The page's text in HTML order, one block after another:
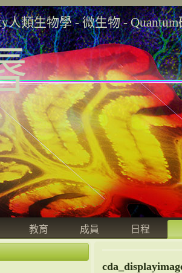
人類生物學 - 微生物 -
教育 成員 日程